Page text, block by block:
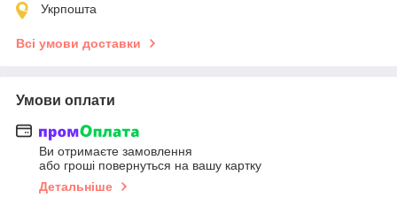
Укрпошта
Всі умови доставки
Умови оплати
Ви отримаєте замовлення
або гроші повернуться на вашу картку
Детальніше